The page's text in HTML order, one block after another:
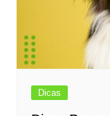
Dicas